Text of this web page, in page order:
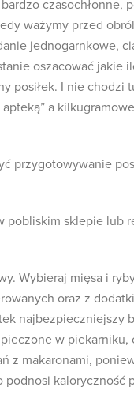
czasochłonne,
ważymy przed
jednogarnkowe,
oszacować jakie
posiłek. I nie chodzi
a
przygotowywanie
sklepie lub
Wybieraj mięsa i
oraz z
najbezpieczniejszy
w piekarniku,
z makaronami,
kaloryczność